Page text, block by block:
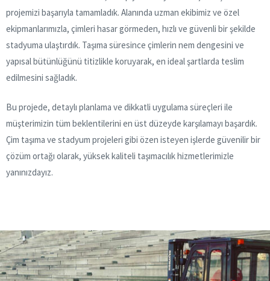
projemizi başarıyla tamamladık. Alanında uzman ekibimiz ve özel
ekipmanlarımızla, çimleri hasar görmeden, hızlı ve güvenli bir şekilde
stadyuma ulaştırdık. Taşıma süresince çimlerin nem dengesini ve
yapısal bütünlüğünü titizlikle koruyarak, en ideal şartlarda teslim
edilmesini sağladık.
Bu projede, detaylı planlama ve dikkatli uygulama süreçleri ile
müşterimizin tüm beklentilerini en üst düzeyde karşılamayı başardık.
Çim taşıma ve stadyum projeleri gibi özen isteyen işlerde güvenilir bir
çözüm ortağı olarak, yüksek kaliteli taşımacılık hizmetlerimizle
yanınızdayız.